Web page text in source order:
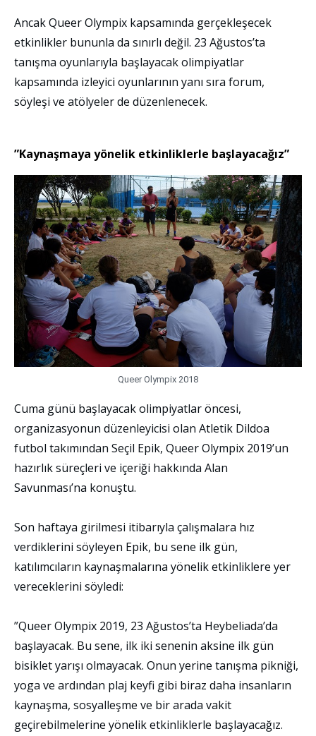
Ancak Queer Olympix kapsamında gerçekleşecek
etkinlikler bununla da sınırlı değil. 23 Ağustos’ta
tanışma oyunlarıyla başlayacak olimpiyatlar
kapsamında izleyici oyunlarının yanı sıra forum,
söyleşi ve atölyeler de düzenlenecek.
”Kaynaşmaya yönelik etkinliklerle başlayacağız”
Queer Olympix 2018
Cuma günü başlayacak olimpiyatlar öncesi,
organizasyonun düzenleyicisi olan Atletik Dildoa
futbol takımından Seçil Epik, Queer Olympix 2019’un
hazırlık süreçleri ve içeriği hakkında Alan
Savunması’na konuştu.
Son haftaya girilmesi itibarıyla çalışmalara hız
verdiklerini söyleyen Epik, bu sene ilk gün,
katılımcıların kaynaşmalarına yönelik etkinliklere yer
vereceklerini söyledi:
”Queer Olympix 2019, 23 Ağustos’ta Heybeliada’da
başlayacak. Bu sene, ilk iki senenin aksine ilk gün
bisiklet yarışı olmayacak. Onun yerine tanışma pikniği,
yoga ve ardından plaj keyfi gibi biraz daha insanların
kaynaşma, sosyalleşme ve bir arada vakit
geçirebilmelerine yönelik etkinliklerle başlayacağız.